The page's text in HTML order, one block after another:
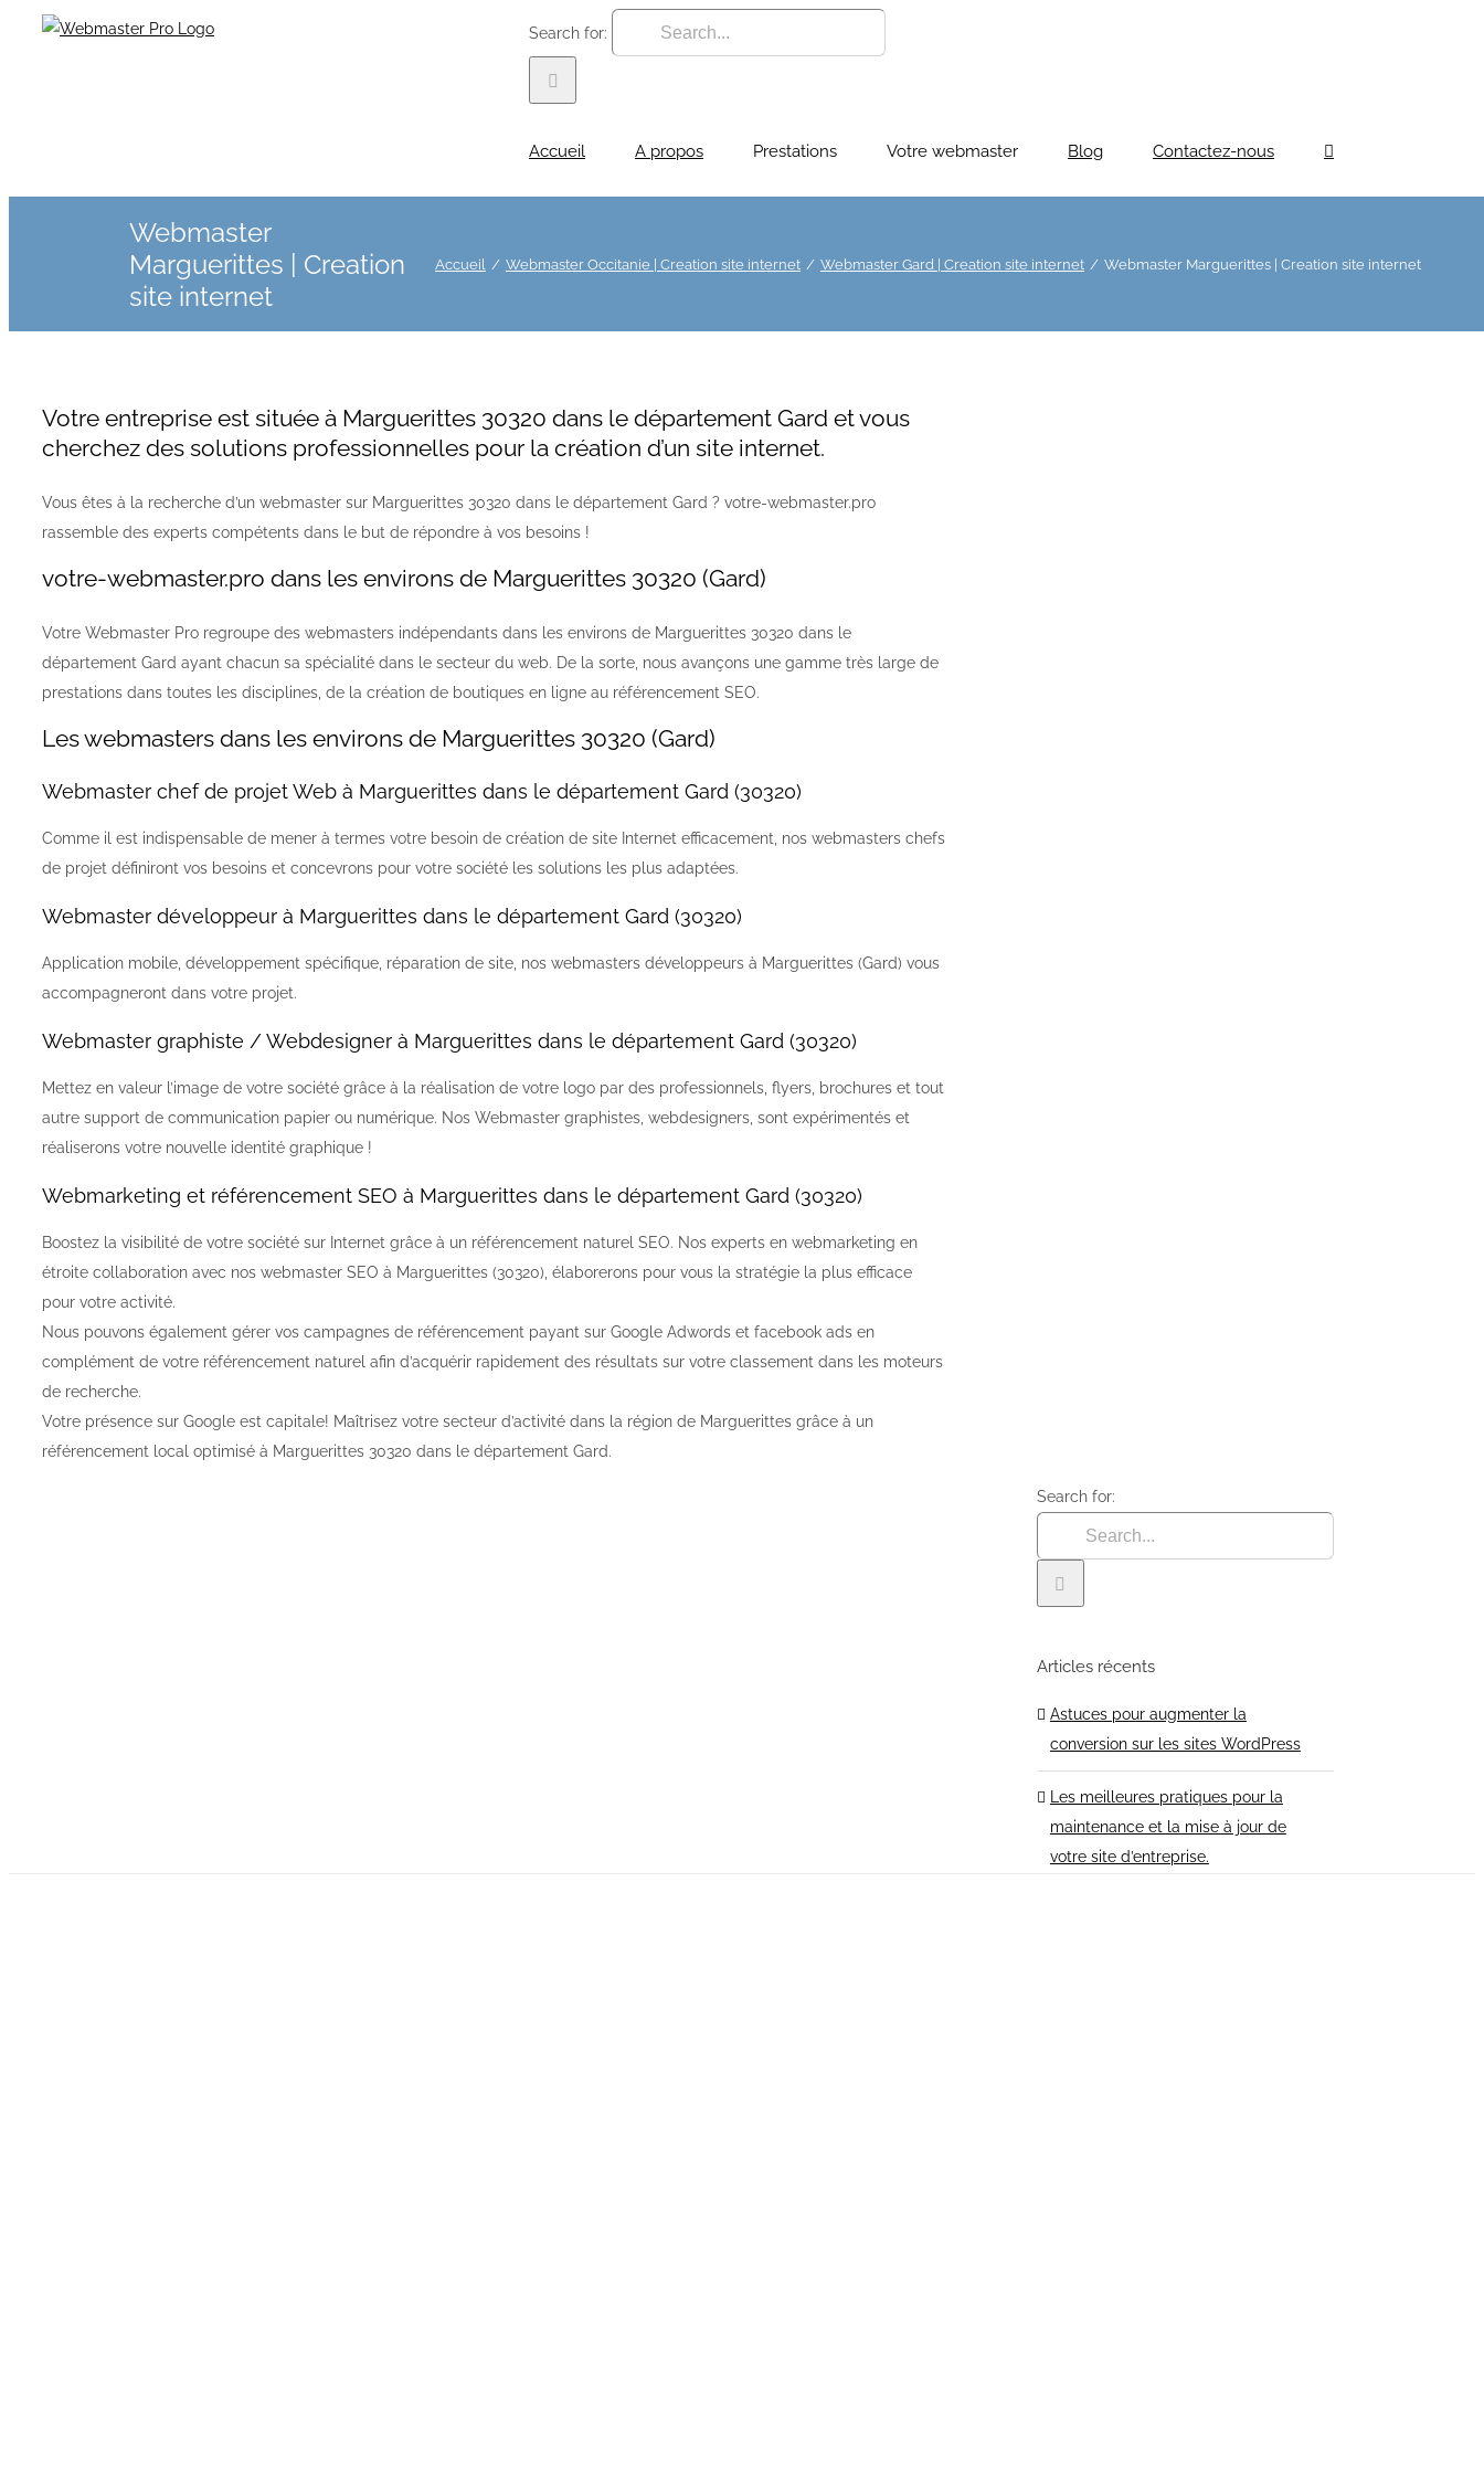
Search for:
Accueil A propos Prestations Votre webmaster Blog Contactez-nous
Webmaster
Marguerittes | Creation
site internet
Accueil Webmaster Occitanie | Creation site internet Webmaster Gard | Creation site internet Webmaster Marguerittes | Creation site internet
Votre entreprise est située à Marguerittes 30320 dans le département Gard et vous
cherchez des solutions professionnelles pour la création d’un site internet.
Vous êtes à la recherche d’un webmaster sur Marguerittes 30320 dans le département Gard ? votre-webmaster.pro
rassemble des experts compétents dans le but de répondre à vos besoins !
votre-webmaster.pro dans les environs de Marguerittes 30320 (Gard)
Votre Webmaster Pro regroupe des webmasters indépendants dans les environs de Marguerittes 30320 dans le
département Gard ayant chacun sa spécialité dans le secteur du web. De la sorte, nous avançons une gamme très large de
prestations dans toutes les disciplines, de la création de boutiques en ligne au référencement SEO.
Les webmasters dans les environs de Marguerittes 30320 (Gard)
Webmaster chef de projet Web à Marguerittes dans le département Gard (30320)
Comme il est indispensable de mener à termes votre besoin de création de site Internet efficacement, nos webmasters chefs
de projet définiront vos besoins et concevrons pour votre société les solutions les plus adaptées.
Webmaster développeur à Marguerittes dans le département Gard (30320)
Application mobile, développement spécifique, réparation de site, nos webmasters développeurs à Marguerittes (Gard) vous
accompagneront dans votre projet.
Webmaster graphiste / Webdesigner à Marguerittes dans le département Gard (30320)
Mettez en valeur l’image de votre société grâce à la réalisation de votre logo par des professionnels, flyers, brochures et tout
autre support de communication papier ou numérique. Nos Webmaster graphistes, webdesigners, sont expérimentés et
réaliserons votre nouvelle identité graphique !
Webmarketing et référencement SEO à Marguerittes dans le département Gard (30320)
Boostez la visibilité de votre société sur Internet grâce à un référencement naturel SEO. Nos experts en webmarketing en
étroite collaboration avec nos webmaster SEO à Marguerittes (30320), élaborerons pour vous la stratégie la plus efficace
pour votre activité.
Nous pouvons également gérer vos campagnes de référencement payant sur Google Adwords et facebook ads en
complément de votre référencement naturel afin d’acquérir rapidement des résultats sur votre classement dans les moteurs
de recherche.
Votre présence sur Google est capitale! Maîtrisez votre secteur d’activité dans la région de Marguerittes grâce à un
référencement local optimisé à Marguerittes 30320 dans le département Gard.
Search for:
Articles récents
Astuces pour augmenter la
conversion sur les sites WordPress
Les meilleures pratiques pour la
maintenance et la mise à jour de
votre site d’entreprise.